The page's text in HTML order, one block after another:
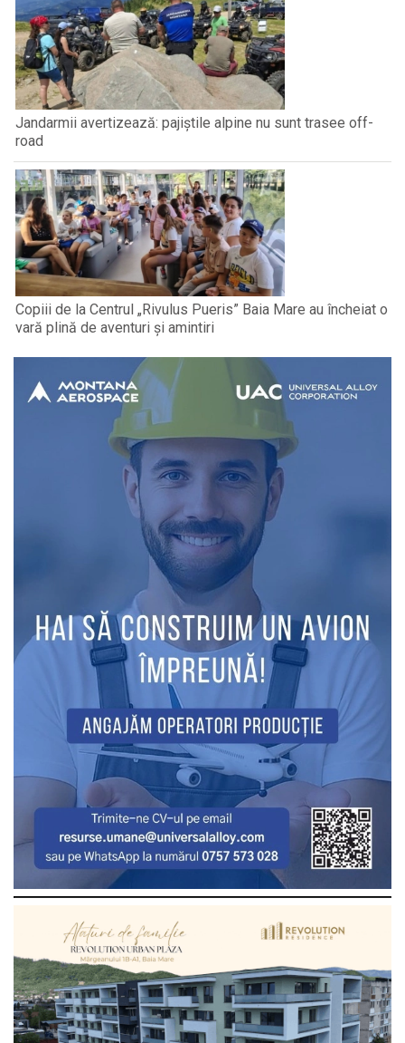
Jandarmii avertizează: pajiștile alpine nu sunt trasee off-
road
Copiii de la Centrul „Rivulus Pueris” Baia Mare au încheiat o
vară plină de aventuri și amintiri